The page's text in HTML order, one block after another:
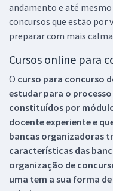
andamento e até
concursos que estão por
preparar com mais
Cursos online para
O curso para concurso
estudar para o
constituídos por
docente experiente e
bancas organizadoras
características das
organização de
uma tem a sua forma